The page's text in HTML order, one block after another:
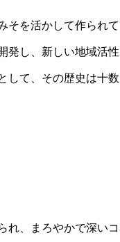
そを活かして作られて
発し、新しい地域活性
して、その歴史は十数
れ、まろやかで深いコ